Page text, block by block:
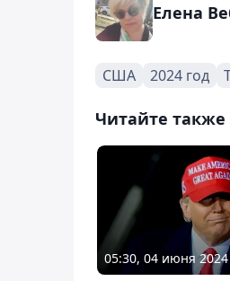
Елена
США 2024 год
Читайте также
05:30, 04 июня 2024